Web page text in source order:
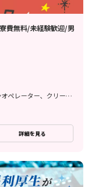
費無料/未経験歓迎/男
軽作業、検査、加工、マシンオペレーター、クリーンルーム、清掃・洗浄、品質管理、立ち作業、その他
詳細を見る